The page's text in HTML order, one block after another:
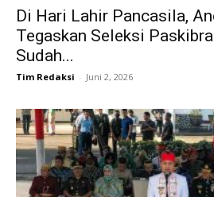
Di Hari Lahir Pancasila,
Tegaskan Seleksi
Sudah...
Tim Redaksi - Juni 2, 2026